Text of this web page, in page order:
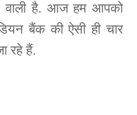
वाली है. आज हम आपको
बैंक की ऐसी ही चार
रहे हैं.